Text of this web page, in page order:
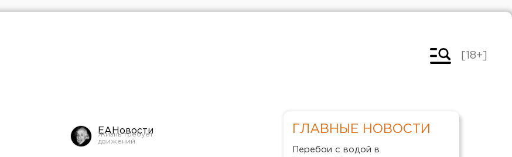
[18+]
ЕАНовости ГЛАВНЫЕ НОВОСТИ
Перебои с водой в